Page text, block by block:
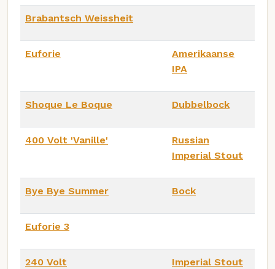
Brabantsch Weissheit
Euforie
Amerikaanse
IPA
Shoque Le Boque Dubbelbock
400 Volt 'Vanille'
Russian
Imperial Stout
Bye Bye Summer Bock
Euforie 3
240 Volt Imperial Stout